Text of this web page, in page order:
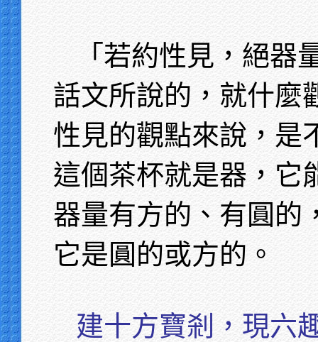
「若約性見，絕器
話文所說的，就什麼
性見的觀點來說，是
這個茶杯就是器，它
器量有方的、有圓的
它是圓的或方的。
建十方寶剎，現六